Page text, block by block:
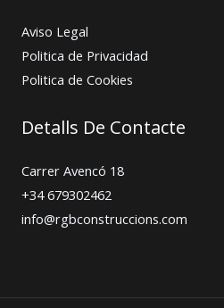
Aviso Legal
Politica de Privacidad
Politica de Cookies
Detalls De Contacte
Carrer Avencó 18
+34 679302462
info@rgbconstruccions.com